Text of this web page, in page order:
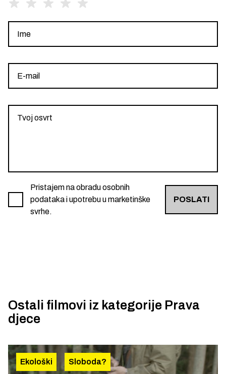
Pristajem na obradu osobnih
podataka i upotrebu u marketinške
svrhe.
POSLATI
Ostali filmovi iz kategorije Prava
djece
Ekološki Sloboda?